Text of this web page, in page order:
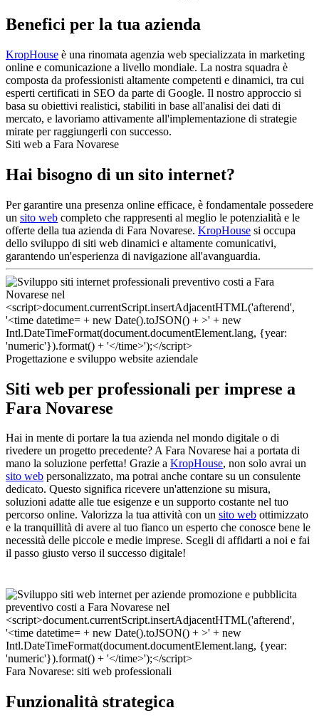
Benefici per la tua azienda
KropHouse è una rinomata agenzia web specializzata in marketing
online e comunicazione a livello mondiale. La nostra squadra è
composta da professionisti altamente competenti e dinamici, tra cui
esperti certificati in SEO da parte di Google. Il nostro approccio si
basa su obiettivi realistici, stabiliti in base all'analisi dei dati di
mercato, e lavoriamo attivamente all'implementazione di strategie
mirate per raggiungerli con successo.
Siti web a Fara Novarese
Hai bisogno di un sito internet?
Per garantire una presenza online efficace, è fondamentale possedere
un sito web completo che rappresenti al meglio le potenzialità e le
offerte della tua azienda di Fara Novarese. KropHouse si occupa
dello sviluppo di siti web dinamici e altamente comunicativi,
garantendo un'esperienza di navigazione all'avanguardia.
Progettazione e sviluppo website aziendale
Siti web per professionali per imprese a
Fara Novarese
Hai in mente di portare la tua azienda nel mondo digitale o di
rivedere un progetto precedente? A Fara Novarese hai a portata di
mano la soluzione perfetta! Grazie a KropHouse, non solo avrai un
sito web personalizzato, ma potrai anche contare su un consulente
dedicato. Questo significa ricevere un'attenzione su misura,
soluzioni adatte alle tue esigenze e un supporto costante nel tuo
percorso online. Valorizza la tua attività con un sito web ottimizzato
e la tranquillità di avere al tuo fianco un esperto che conosce bene le
necessità delle piccole e medie imprese. Scegli di affidarti a noi e fai
il passo giusto verso il successo digitale!
Fara Novarese: siti web professionali
Funzionalità strategica